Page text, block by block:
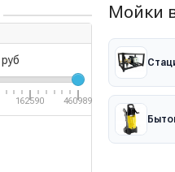
руб
162590 460989
Мойки